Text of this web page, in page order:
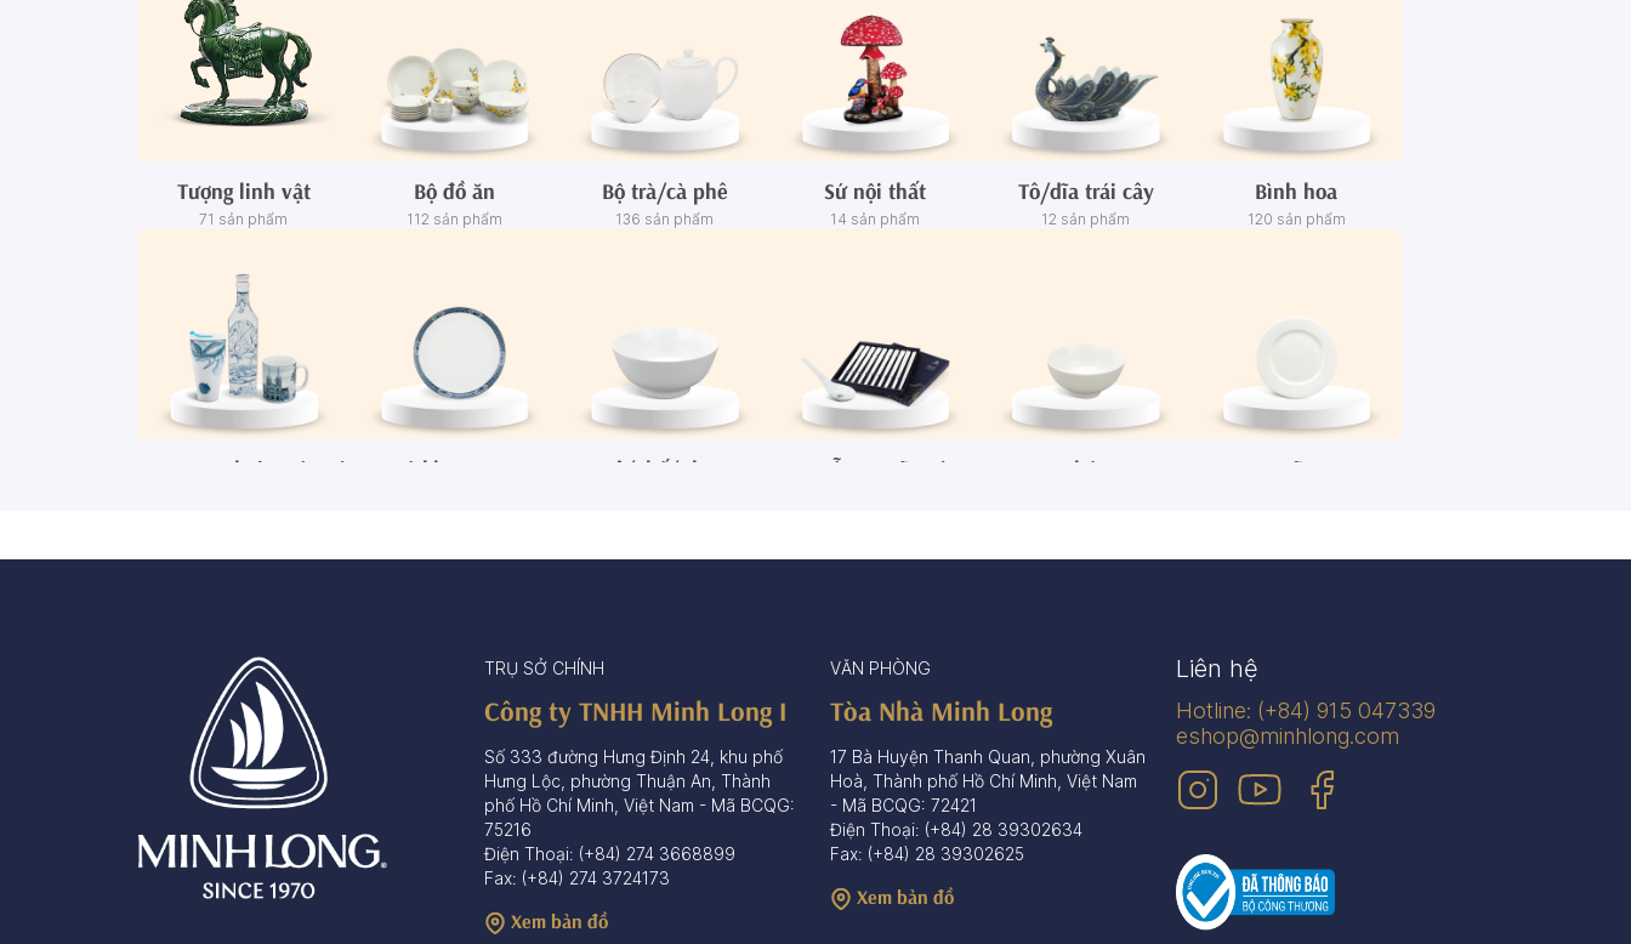
Tượng linh vật
71 sản phẩm
Bộ đồ ăn
112 sản phẩm
Bộ trà/cà phê
136 sản phẩm
Sứ nội thất
14 sản phẩm
Tô/dĩa trái cây
12 sản phẩm
Bình hoa
120 sản phẩm
Ca - Ly - Chai - Hộp sứ Bộ khay rượu Tô/Thố/Khay Muỗng - Đũa sứ Chén Dĩa
TRỤ SỞ CHÍNH
Công ty TNHH Minh Long I
Số 333 đường Hưng Định 24, khu phố
Hưng Lộc, phường Thuận An, Thành
phố Hồ Chí Minh, Việt Nam - Mã BCQG:
75216
Điện Thoại: (+84) 274 3668899
Fax: (+84) 274 3724173
Xem bản đồ
VĂN PHÒNG
Tòa Nhà Minh Long
17 Bà Huyện Thanh Quan, phường Xuân
Hoà, Thành phố Hồ Chí Minh, Việt Nam
- Mã BCQG: 72421
Điện Thoại: (+84) 28 39302634
Fax: (+84) 28 39302625
Xem bản đồ
Liên hệ
Hotline: (+84) 915 047339
eshop@minhlong.com